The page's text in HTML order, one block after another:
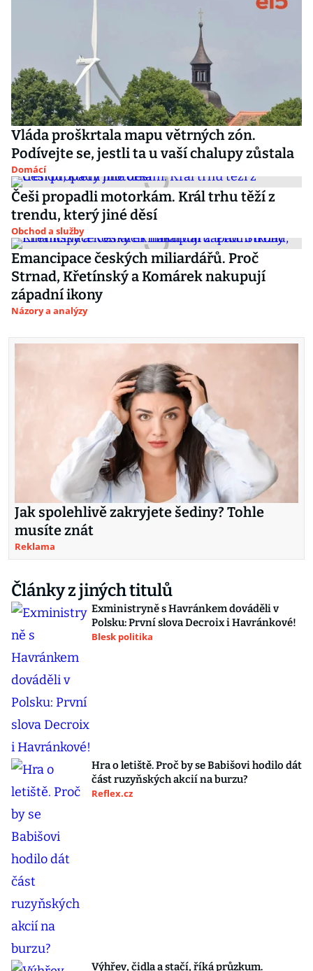
Vláda proškrtala mapu větrných zón.
Podívejte se, jestli ta u vaší chalupy zůstala
Domácí
Češi propadli motorkám. Král trhu těží z
trendu, který jiné děsí
Obchod a služby
Emancipace českých miliardářů. Proč
Strnad, Křetínský a Komárek nakupují
západní ikony
Názory a analýzy
Jak spolehlivě zakryjete šediny? Tohle
musíte znát
Reklama
Články z jiných titulů
Exministryně s Havránkem dováděli v
Polsku: První slova Decroix i Havránkové!
Blesk politika
Hra o letiště. Proč by se Babišovi hodilo dát
část ruzyňských akcií na burzu?
Reflex.cz
Výhřev, čidla a stačí, říká průzkum.